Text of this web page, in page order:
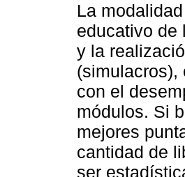
La
educativo de
y la
(simulacros),
con el
módulos. Si
mejores
cantidad de
ser